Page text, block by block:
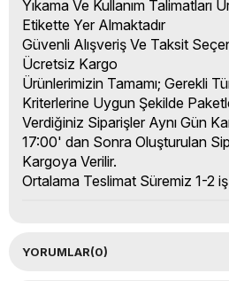
Yıkama Ve Kullanım Talimatları
Etikette Yer Almaktadır
Güvenli Alışveriş Ve Taksit
Ücretsiz Kargo
Ürünlerimizin Tamamı; Gerekli
Kriterlerine Uygun Şekilde
Verdiğiniz Siparişler Aynı Gün
17:00' dan Sonra Oluşturulan
Kargoya Verilir.
Ortalama Teslimat Süremiz 1-2
YORUMLAR(0)